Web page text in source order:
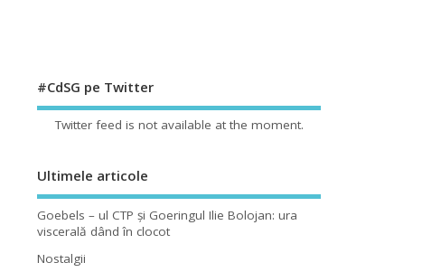
#CdSG pe Twitter
Twitter feed is not available at the moment.
Ultimele articole
Goebels – ul CTP şi Goeringul Ilie Bolojan: ura
viscerală dând în clocot
Nostalgii